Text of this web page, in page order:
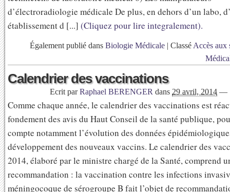
d’électroradiologie médicale De plus, en dehors d’un labo,
établissement d [...] (Cliquez pour lire integralement).
Également publié dans Biologie Médicale | Classé Accès aux
Calendrier des vaccinations
Ecrit parRaphael BERENGER dans 29 avril, 2014 —
Comme chaque année, le calendrier des vaccinations est
fondement des avis du Haut Conseil de la santé publique,
compte notamment l’évolution des données
développement des nouveaux vaccins. Le calendrier des
2014, élaboré par le ministre chargé de la Santé, comprend
recommandation : la vaccination contre les infections
méningocoque de sérogroupe B fait l’objet de